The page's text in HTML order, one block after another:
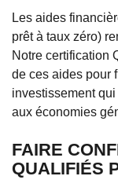
Les aides
prêt à taux zéro)
Notre certification
de ces aides pour
investissement
aux économies
FAIRE
QUALIFIÉS